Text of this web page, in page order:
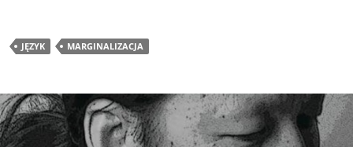
JĘZYK MARGINALIZACJA